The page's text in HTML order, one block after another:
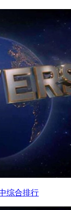
综合排行